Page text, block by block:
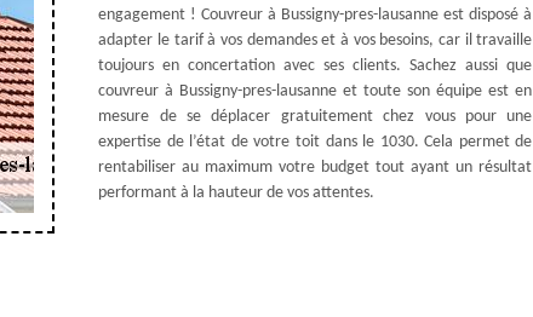
engagement ! Couvreur à Bussigny-pres-lausanne est disposé à
adapter le tarif à vos demandes et à vos besoins, car il travaille
toujours en concertation avec ses clients. Sachez aussi que
couvreur à Bussigny-pres-lausanne et toute son équipe est en
mesure de se déplacer gratuitement chez vous pour une
expertise de l’état de votre toit dans le 1030. Cela permet de
rentabiliser au maximum votre budget tout ayant un résultat
performant à la hauteur de vos attentes.